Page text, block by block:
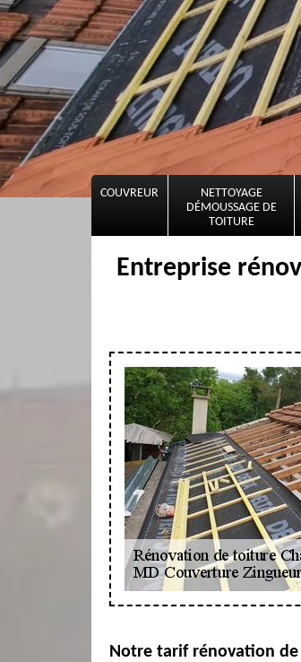
COUVREUR
NETTOYAGE
DÉMOUSSAGE DE
TOITURE
Entreprise
Notre tarif rénovation